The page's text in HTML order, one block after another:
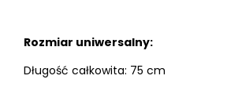
Rozmiar uniwersalny:
Długość całkowita: 75 cm